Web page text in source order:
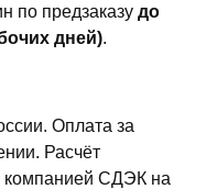
по предзаказудо
дней).
Оплата за
Расчёт
компанией СДЭК на